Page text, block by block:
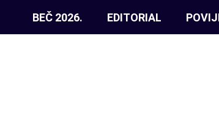
BEČ 2026. EDITORIAL